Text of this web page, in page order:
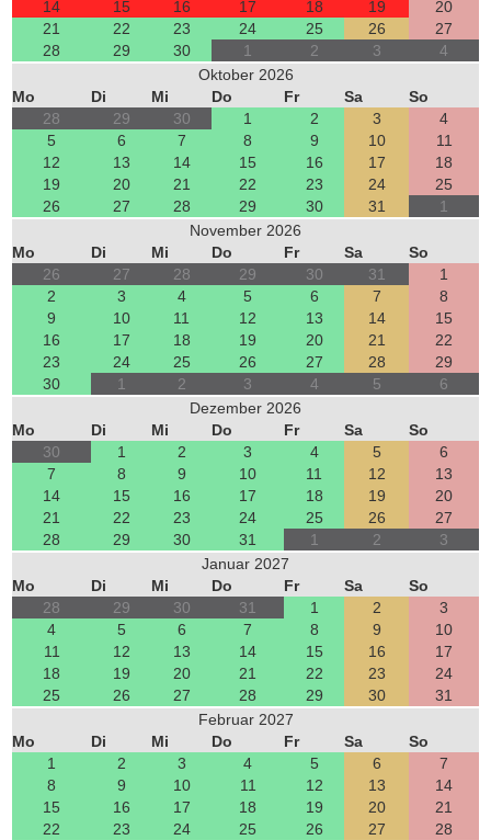
14
15 16 17 18 19
20
21
22 23 24 25 26
27
28
29 30 1 2 3
4
Oktober 2026
Mo
Di Mi Do Fr Sa
So
28
29 30 1 2 3
4
5
6 7 8 9 10
11
12
13 14 15 16 17
18
19
20 21 22 23 24
25
26
27 28 29 30 31
1
November 2026
Mo
Di Mi Do Fr Sa
So
26
27 28 29 30 31
1
2
3 4 5 6 7
8
9
10 11 12 13 14
15
16
17 18 19 20 21
22
23
24 25 26 27 28
29
30
1 2 3 4 5
6
Dezember 2026
Mo
Di Mi Do Fr Sa
So
30
1 2 3 4 5
6
7
8 9 10 11 12
13
14
15 16 17 18 19
20
21
22 23 24 25 26
27
28
29 30 31 1 2
3
Januar 2027
Mo
Di Mi Do Fr Sa
So
28
29 30 31 1 2
3
4
5 6 7 8 9
10
11
12 13 14 15 16
17
18
19 20 21 22 23
24
25
26 27 28 29 30
31
Februar 2027
Mo
Di Mi Do Fr Sa
So
1
2 3 4 5 6
7
8
9 10 11 12 13
14
15
16 17 18 19 20
21
22
23 24 25 26 27
28